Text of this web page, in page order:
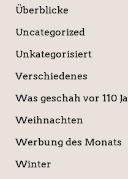
Überblicke
Uncategorized
Unkategorisiert
Verschiedenes
Was geschah vor 110
Weihnachten
Werbung des Monats
Winter